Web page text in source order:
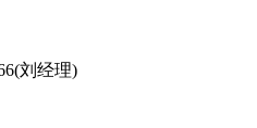
刘经理)